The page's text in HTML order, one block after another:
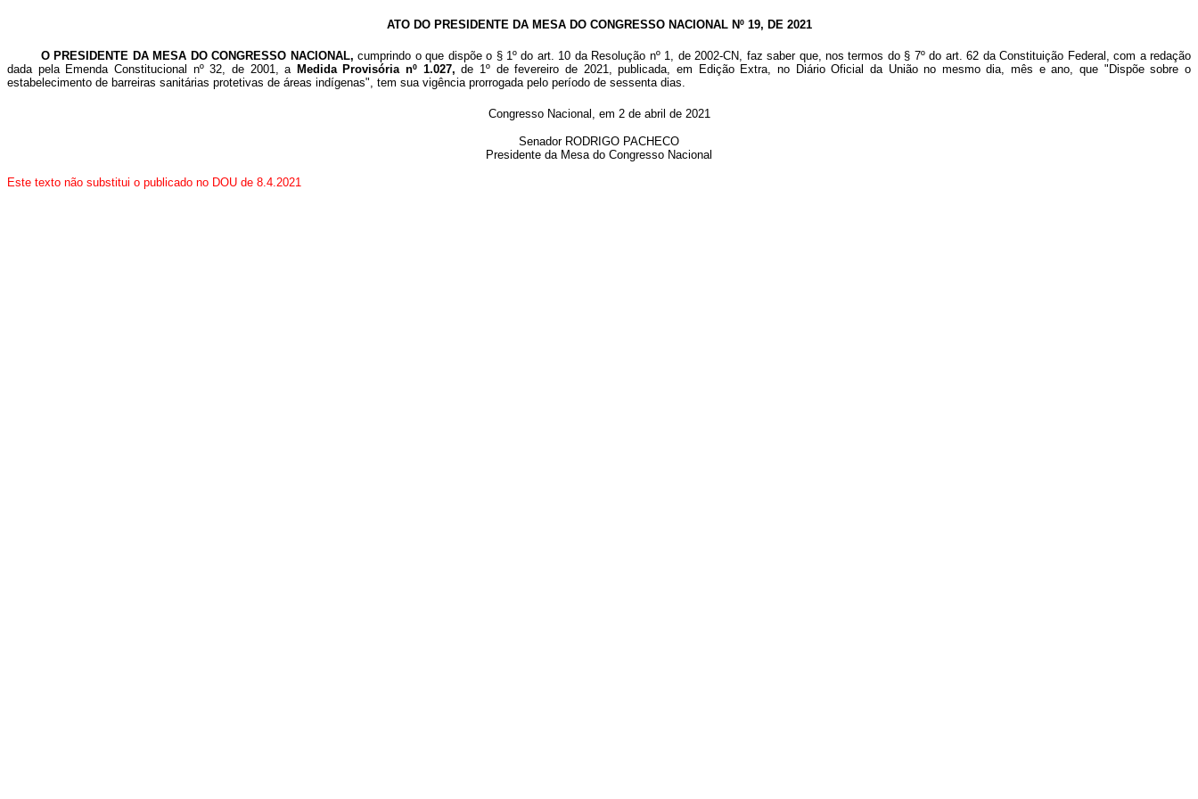
ATO DO PRESIDENTE DA MESA DO CONGRESSO NACIONAL Nº 19, DE 2021
O PRESIDENTE DA MESA DO CONGRESSO NACIONAL,cumprindo o que dispõe o § 1º do art. 10 da Resolução nº 1, de 2002-CN, faz saber que, nos termos do § 7º do art. 62 da Constituição Federal, com a redação
dada pela Emenda Constitucional nº 32, de 2001, a Medida Provisória nº 1.027, de 1º de fevereiro de 2021, publicada, em Edição Extra, no Diário Oficial da União no mesmo dia, mês e ano, que "Dispõe sobre o
estabelecimento de barreiras sanitárias protetivas de áreas indígenas", tem sua vigência prorrogada pelo período de sessenta dias.
Congresso Nacional, em 2 de abril de 2021
Senador RODRIGO PACHECO
Presidente da Mesa do Congresso Nacional
Este texto não substitui o publicado no DOU de 8.4.2021